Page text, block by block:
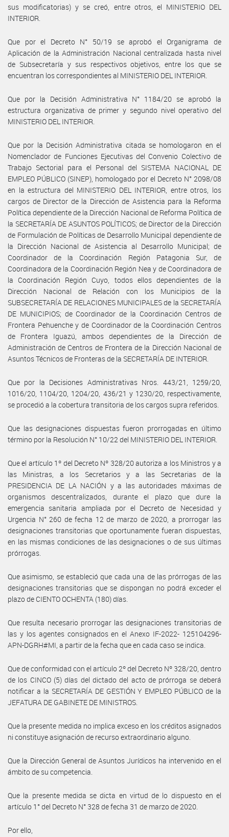
sus modificatorias) y se creó, entre otros, el MINISTERIO DEL
INTERIOR.
Que por el Decreto N° 50/19 se aprobó el Organigrama de
Aplicación de la Administración Nacional centralizada hasta nivel
de Subsecretaría y sus respectivos objetivos, entre los que se
encuentran los correspondientes al MINISTERIO DEL INTERIOR.
Que por la Decisión Administrativa N° 1184/20 se aprobó la
estructura organizativa de primer y segundo nivel operativo del
MINISTERIO DEL INTERIOR.
Que por la Decisión Administrativa citada se homologaron en el
Nomenclador de Funciones Ejecutivas del Convenio Colectivo de
Trabajo Sectorial para el Personal del SISTEMA NACIONAL DE
EMPLEO PÚBLICO (SINEP), homologado por el Decreto N° 2098/08
en la estructura del MINISTERIO DEL INTERIOR, entre otros, los
cargos de Director de la Dirección de Asistencia para la Reforma
Política dependiente de la Dirección Nacional de Reforma Política de
la SECRETARÍA DE ASUNTOS POLÍTICOS; de Director de la Dirección
de Formulación de Políticas de Desarrollo Municipal dependiente de
la Dirección Nacional de Asistencia al Desarrollo Municipal; de
Coordinador de la Coordinación Región Patagonia Sur, de
Coordinadora de la Coordinación Región Nea y de Coordinadora de
la Coordinación Región Cuyo, todos ellos dependientes de la
Dirección Nacional de Relación con los Municipios de la
SUBSECRETARÍA DE RELACIONES MUNICIPALES de la SECRETARÍA
DE MUNICIPIOS; de Coordinador de la Coordinación Centros de
Frontera Pehuenche y de Coordinador de la Coordinación Centros
de Frontera Iguazú, ambos dependientes de la Dirección de
Administración de Centros de Frontera de la Dirección Nacional de
Asuntos Técnicos de Fronteras de la SECRETARÍA DE INTERIOR.
Que por la Decisiones Administrativas Nros. 443/21, 1259/20,
1016/20, 1104/20, 1204/20, 436/21 y 1230/20, respectivamente,
se procedió a la cobertura transitoria de los cargos supra referidos.
Que las designaciones dispuestas fueron prorrogadas en último
término por la Resolución N° 10/22 del MINISTERIO DEL INTERIOR.
Que el artículo 1º del Decreto Nº 328/20 autoriza a los Ministros y a
las Ministras, a los Secretarios y a las Secretarias de la
PRESIDENCIA DE LA NACIÓN y a las autoridades máximas de
organismos descentralizados, durante el plazo que dure la
emergencia sanitaria ampliada por el Decreto de Necesidad y
Urgencia N° 260 de fecha 12 de marzo de 2020, a prorrogar las
designaciones transitorias que oportunamente fueran dispuestas,
en las mismas condiciones de las designaciones o de sus últimas
prórrogas.
Que asimismo, se estableció que cada una de las prórrogas de las
designaciones transitorias que se dispongan no podrá exceder el
plazo de CIENTO OCHENTA (180) días.
Que resulta necesario prorrogar las designaciones transitorias de
las y los agentes consignados en el Anexo IF-2022- 125104296-
APN-DGRH#MI, a partir de la fecha que en cada caso se indica.
Que de conformidad con el artículo 2º del Decreto Nº 328/20, dentro
de los CINCO (5) días del dictado del acto de prórroga se deberá
notificar a la SECRETARÍA DE GESTIÓN Y EMPLEO PÚBLICO de la
JEFATURA DE GABINETE DE MINISTROS.
Que la presente medida no implica exceso en los créditos asignados
ni constituye asignación de recurso extraordinario alguno.
Que la Dirección General de Asuntos Jurídicos ha intervenido en el
ámbito de su competencia.
Que la presente medida se dicta en virtud de lo dispuesto en el
artículo 1° del Decreto N° 328 de fecha 31 de marzo de 2020.
Por ello,